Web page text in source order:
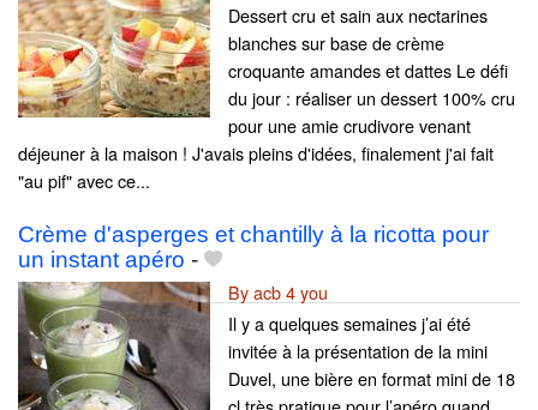
Dessert cru et sain aux nectarines
blanches sur base de crème
croquante amandes et dattes Le défi
du jour : réaliser un dessert 100% cru
pour une amie crudivore venant
déjeuner à la maison ! J'avais pleins d'idées, finalement j'ai fait
"au pif" avec ce...
Crème d'asperges et chantilly à la ricotta pour
un instant apéro -
By acb 4 you
Il y a quelques semaines j’ai été
invitée à la présentation de la mini
Duvel, une bière en format mini de 18